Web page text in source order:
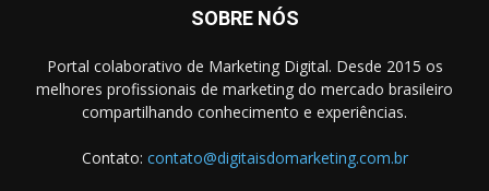
SOBRE NÓS
Portal colaborativo de Marketing Digital. Desde 2015 os
melhores profissionais de marketing do mercado brasileiro
compartilhando conhecimento e experiências.
Contato: contato@digitaisdomarketing.com.br